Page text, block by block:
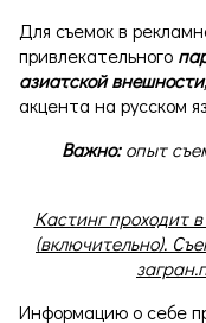
Для съемок в
привлекательного
азиатской внешности,
акцента на русском
Важно:опыт
Кастинг проходит
(включительно).
Информацию о себе